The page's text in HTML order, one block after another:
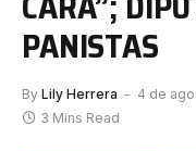
PANISTAS
By Lily Herrera 4 de
3 Mins Read